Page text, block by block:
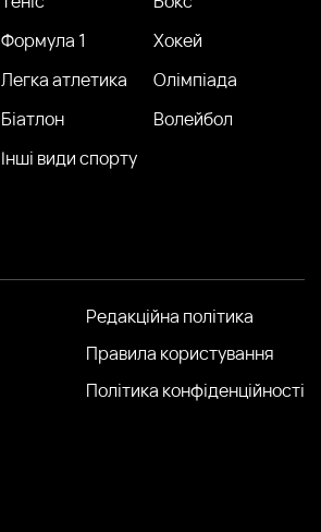
Формула 1
Хокей
Легка атлетика
Олімпіада
Біатлон
Волейбол
Інші види спорту
Редакційна політика
Правила користування
Політика конфіденційності